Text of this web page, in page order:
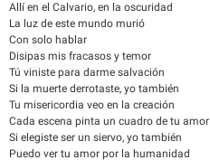
Allí en el Calvario, en la oscuridad
La luz de este mundo murió
Con solo hablar
Disipas mis fracasos y temor
Tú viniste para darme salvación
Si la muerte derrotaste, yo también
Tu misericordia veo en la creación
Cada escena pinta un cuadro de tu amor
Si elegiste ser un siervo, yo también
Puedo ver tu amor por la humanidad